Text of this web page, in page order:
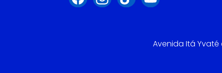
Avenida Itá